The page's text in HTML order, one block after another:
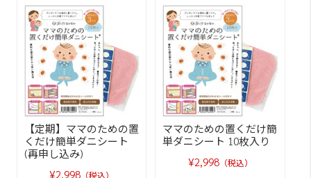
【定期】ママのための置
くだけ簡単ダニシート
(再申し込み)
¥2,998 （税込）
ママのための置くだけ簡
単ダニシート 10枚入り
¥2,998（税込）